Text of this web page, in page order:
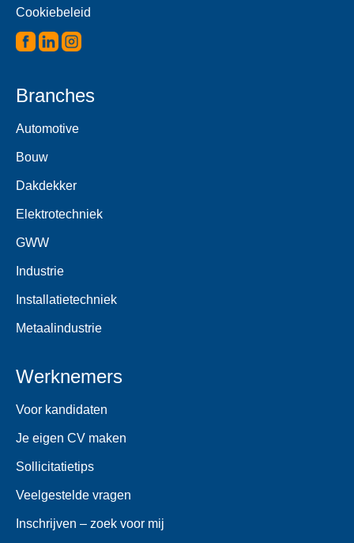
Cookiebeleid
Branches
Automotive
Bouw
Dakdekker
Elektrotechniek
GWW
Industrie
Installatietechniek
Metaalindustrie
Werknemers
Voor kandidaten
Je eigen CV maken
Sollicitatietips
Veelgestelde vragen
Inschrijven – zoek voor mij